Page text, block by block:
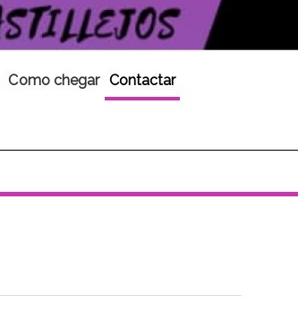
Como chegar Contactar